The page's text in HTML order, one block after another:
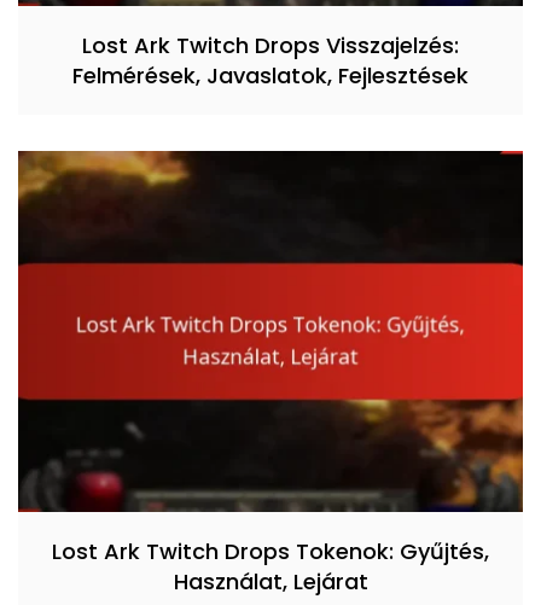
Lost Ark Twitch Drops Visszajelzés:
Felmérések, Javaslatok, Fejlesztések
Lost Ark Twitch Drops Tokenok: Gyűjtés,
Használat, Lejárat